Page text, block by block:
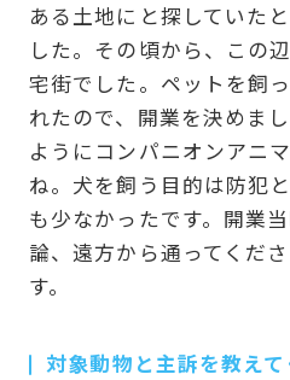
ある土地にと探していた
した。その頃から、この
宅街でした。ペットを飼
れたので、開業を決めま
ようにコンパニオンアニ
ね。犬を飼う目的は防犯
も少なかったです。開業
論、遠方から通ってくだ
す。
対象動物と主訴を教えて